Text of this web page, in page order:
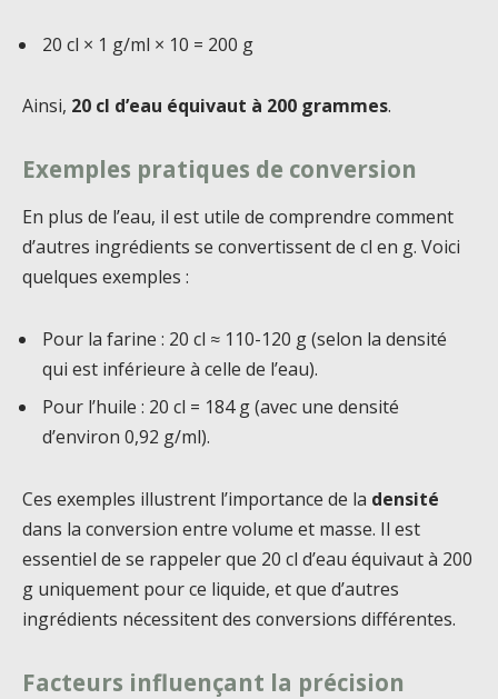
20 cl × 1 g/ml × 10 = 200 g
Ainsi, 20 cl d’eau équivaut à 200 grammes.
Exemples pratiques de conversion
En plus de l’eau, il est utile de comprendre comment
d’autres ingrédients se convertissent de cl en g. Voici
quelques exemples :
Pour la farine : 20 cl ≈ 110-120 g (selon la densité
qui est inférieure à celle de l’eau).
Pour l’huile : 20 cl = 184 g (avec une densité
d’environ 0,92 g/ml).
Ces exemples illustrent l’importance de la densité
dans la conversion entre volume et masse. Il est
essentiel de se rappeler que 20 cl d’eau équivaut à 200
g uniquement pour ce liquide, et que d’autres
ingrédients nécessitent des conversions différentes.
Facteurs influençant la précision